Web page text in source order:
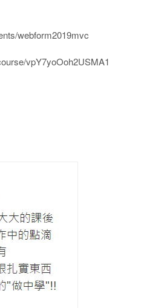
webform2019mvc
vpY7yoOoh2USMA1